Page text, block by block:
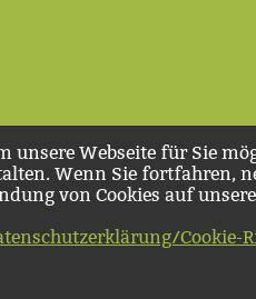
unsere Webseite für Sie
Wenn Sie fortfahren,
von Cookies auf
Cookie-